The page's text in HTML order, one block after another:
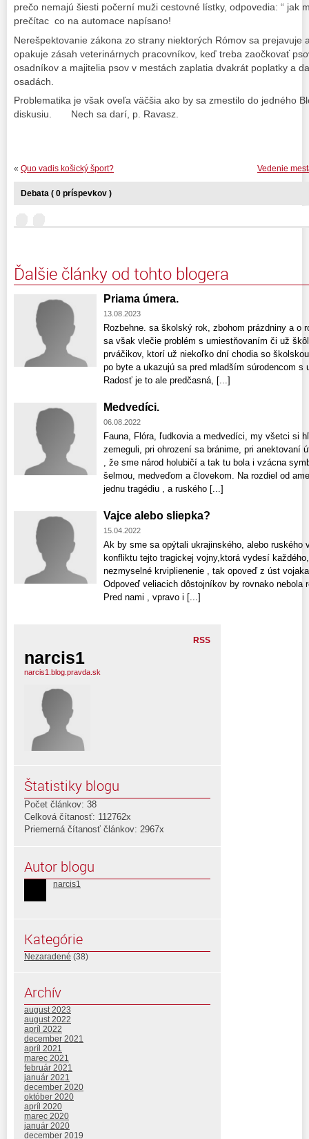
prečo nemajú šiesti počerní muži cestovné lístky, odpovedia: “ jak
prečítac co na automace napísano!
Nerešpektovanie zákona zo strany niektorých Rómov sa prejavuje
opakuje zásah veterinárnych pracovníkov, keď treba zaočkovať
osadníkov a majitelia psov v mestách zaplatia dvakrát poplatky a
osadách.
Problematika je však oveľa väčšia ako by sa zmestilo do jedného
diskusiu. Nech sa darí, p. Ravasz.
Vedenie
« Quo vadis košický šport?
Debata ( 0 príspevkov )
Ďalšie články od tohto blogera
Priama úmera.
13.08.2023
Rozbehne. sa školský rok, zbohom prázdniny a o
sa však vlečie problém s umiestňovaním či už
prváčikov, ktorí už niekoľko dní chodia so
po byte a ukazujú sa pred mladším súrodencom
Radosť je to ale predčasná, [...]
Medvedíci.
06.08.2022
Fauna, Flóra, ľudkovia a medvedíci, my všetci si
zemeguli, pri ohrození sa bránime, pri anektovaní
, že sme národ holubičí a tak tu bola i vzácna
šelmou, medveďom a človekom. Na rozdiel od
jednu tragédiu , a ruského [...]
Vajce alebo sliepka?
15.04.2022
Ak by sme sa opýtali ukrajinského, alebo ruského
konfliktu tejto tragickej vojny,ktorá vydesí
nezmyselné krviplienenie , tak opoveď z úst
Odpoveď veliacich dôstojníkov by rovnako nebola
Pred nami , vpravo i [...]
RSS
narcis1
narcis1.blog.pravda.sk
Štatistiky blogu
Počet článkov: 38
Celková čítanosť: 112762x
Priemerná čítanosť článkov: 2967x
Autor blogu
narcis1
Kategórie
Nezaradené (38)
Archív
august 2023
august 2022
apríl 2022
december 2021
apríl 2021
marec 2021
február 2021
január 2021
december 2020
október 2020
apríl 2020
marec 2020
január 2020
december 2019